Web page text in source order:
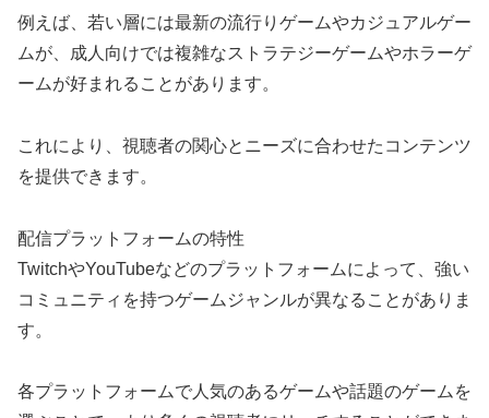
例えば、若い層には最新の流行りゲームやカジュアルゲー
ムが、成人向けでは複雑なストラテジーゲームやホラーゲ
ームが好まれることがあります。
これにより、視聴者の関心とニーズに合わせたコンテンツ
を提供できます。
配信プラットフォームの特性
TwitchやYouTubeなどのプラットフォームによって、強い
コミュニティを持つゲームジャンルが異なることがありま
す。
各プラットフォームで人気のあるゲームや話題のゲームを